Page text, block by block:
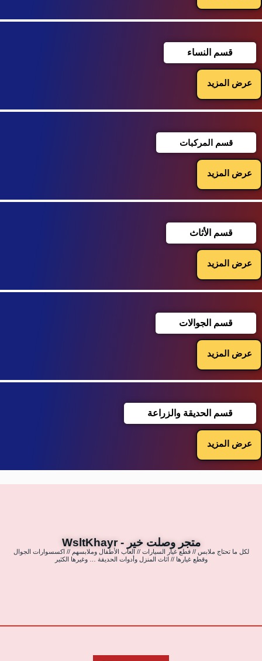
قسم النساء
عرض المزيد
قسم المركبات
عرض المزيد
قسم الأثاث
عرض المزيد
قسم الجوالات
عرض المزيد
قسم الحديقة والزراعة
عرض المزيد
متجر وصلت خير - WsltKhayr
لكل ما تحتاج ملابس // قطع غيار السيارات // العاب الأطفال وملابسهم // اكسسوارات الجوال
وقطع غيارها // اثاث المنزل وأدوات الحديقة … وغيرها الكثير